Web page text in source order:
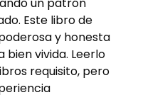
Este libro de
y honesta
bien vivida. Leerlo
requisito, pero